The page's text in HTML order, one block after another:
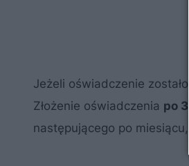
Jeżeli oświadczenie
Złożenie oświadczenia po
następującego po